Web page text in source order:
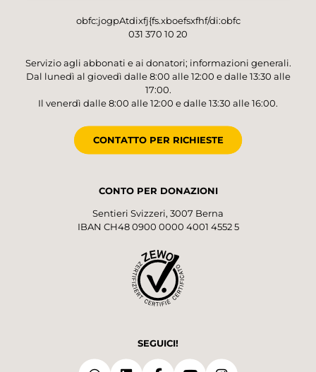
obfc:jogpAtdixfj{fs.xboefsxfhf/di:obfc
031 370 10 20
Servizio agli abbonati e ai donatori; informazioni generali.
Dal lunedì al giovedì dalle 8:00 alle 12:00 e dalle 13:30 alle
17:00.
Il venerdì dalle 8:00 alle 12:00 e dalle 13:30 alle 16:00.
CONTATTO PER RICHIESTE
CONTO PER DONAZIONI
Sentieri Svizzeri, 3007 Berna
IBAN CH48 0900 0000 4001 4552 5
SEGUICI!